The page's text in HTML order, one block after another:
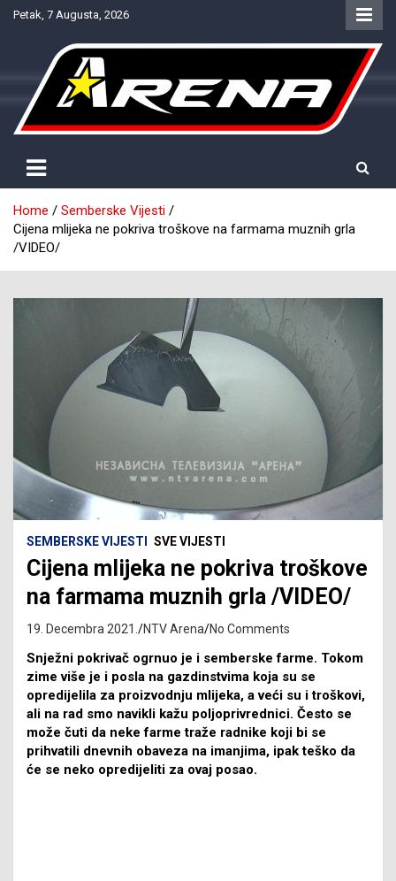
SkipPetak, 7 Augusta, 2026
NTV Arena
Home
Semberske Vijesti
Cijena mlijeka ne pokriva troškove na farmama muznih grla
/VIDEO/
SEMBERSKE VIJESTI SVE VIJESTI
Cijena mlijeka ne pokriva troškove
na farmama muznih grla /VIDEO/
19. Decembra 2021. NTV Arena No Comments
Snježni pokrivač ogrnuo je i semberske farme. Tokom
zime više je i posla na gazdinstvima koja su se
opredijelila za proizvodnju mlijeka, a veći su i troškovi,
ali na rad smo navikli kažu poljoprivrednici. Često se
može čuti da neke farme traže radnike koji bi se
prihvatili dnevnih obaveza na imanjima, ipak teško da
će se neko opredijeliti za ovaj posao.